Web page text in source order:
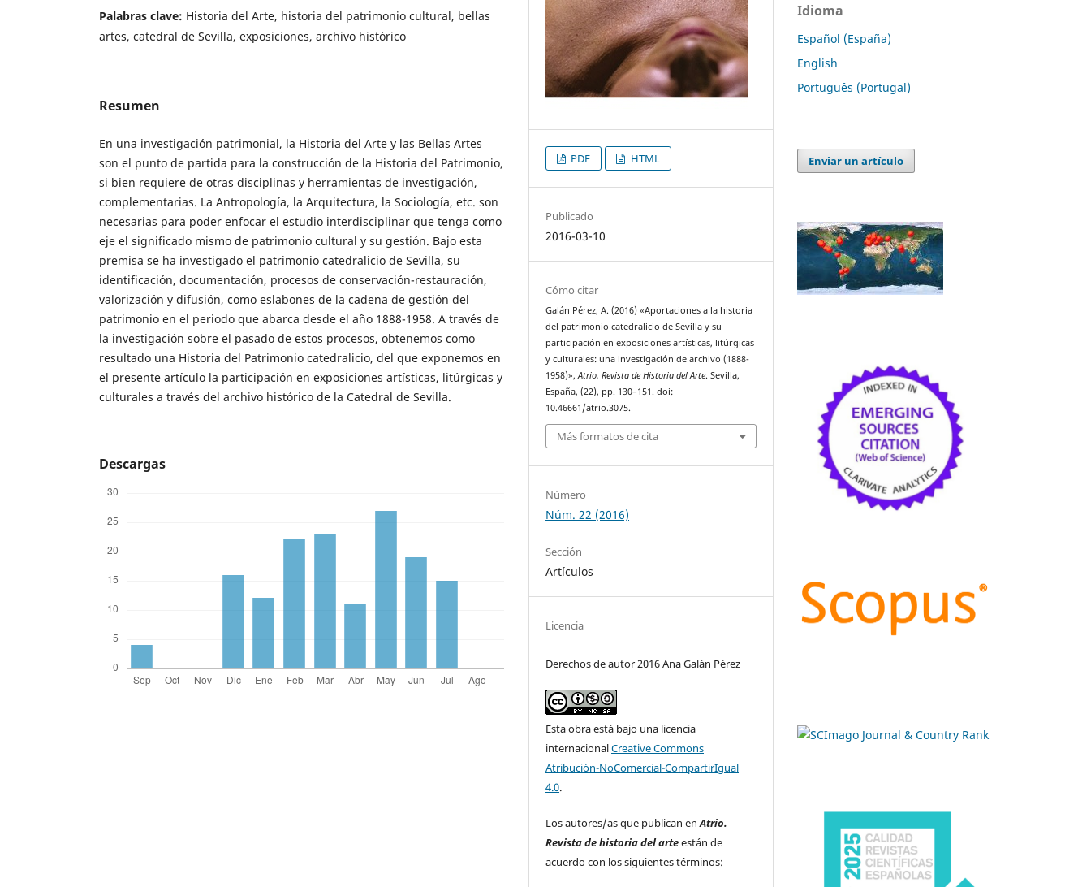
Palabras clave: Historia del Arte, historia del patrimonio cultural, bellas
artes, catedral de Sevilla, exposiciones, archivo histórico
Resumen
En una investigación patrimonial, la Historia del Arte y las Bellas Artes
son el punto de partida para la construcción de la Historia del Patrimonio,
si bien requiere de otras disciplinas y herramientas de investigación,
complementarias. La Antropología, la Arquitectura, la Sociología, etc. son
necesarias para poder enfocar el estudio interdisciplinar que tenga como
eje el significado mismo de patrimonio cultural y su gestión. Bajo esta
premisa se ha investigado el patrimonio catedralicio de Sevilla, su
identificación, documentación, procesos de conservación-restauración,
valorización y difusión, como eslabones de la cadena de gestión del
patrimonio en el periodo que abarca desde el año 1888-1958. A través de
la investigación sobre el pasado de estos procesos, obtenemos como
resultado una Historia del Patrimonio catedralicio, del que exponemos en
el presente artículo la participación en exposiciones artísticas, litúrgicas y
culturales a través del archivo histórico de la Catedral de Sevilla.
Descargas
PDF HTML
Publicado
2016-03-10
Cómo citar
Galán Pérez, A. (2016) «Aportaciones a la historia
del patrimonio catedralicio de Sevilla y su
participación en exposiciones artísticas, litúrgicas
y culturales: una investigación de archivo (1888-
1958)»,Atrio. Revista de Historia del Arte. Sevilla,
España, (22), pp. 130–151. doi:
10.46661/atrio.3075.
Más formatos de cita
Número
Núm. 22 (2016)
Sección
Artículos
Licencia
Derechos de autor 2016 Ana Galán Pérez
Esta obra está bajo una licencia
internacionalCreative Commons
Atribución-NoComercial-CompartirIgual
4.0.
Los autores/as que publican enAtrio.
Revista de historia del arteestán de
acuerdo con los siguientes términos:
Idioma
Español (España)
English
Português (Portugal)
Enviar un artículo